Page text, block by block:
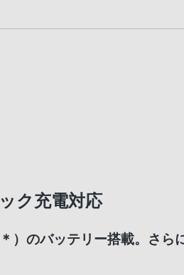
ク充電対応
）のバッテリー搭載。さら